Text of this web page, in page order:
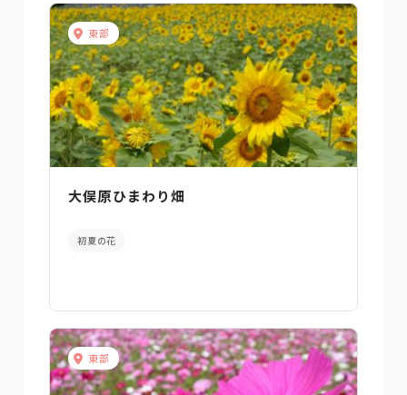
東部
大俣原ひまわり畑
初夏の花
東部